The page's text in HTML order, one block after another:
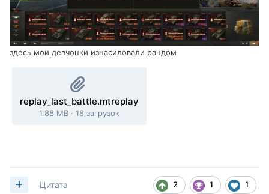
здесь мои девчонки изнасиловали рандом
replay_last_battle.mtreplay
1.88 MB · 18 загрузок
2 1 1
Цитата